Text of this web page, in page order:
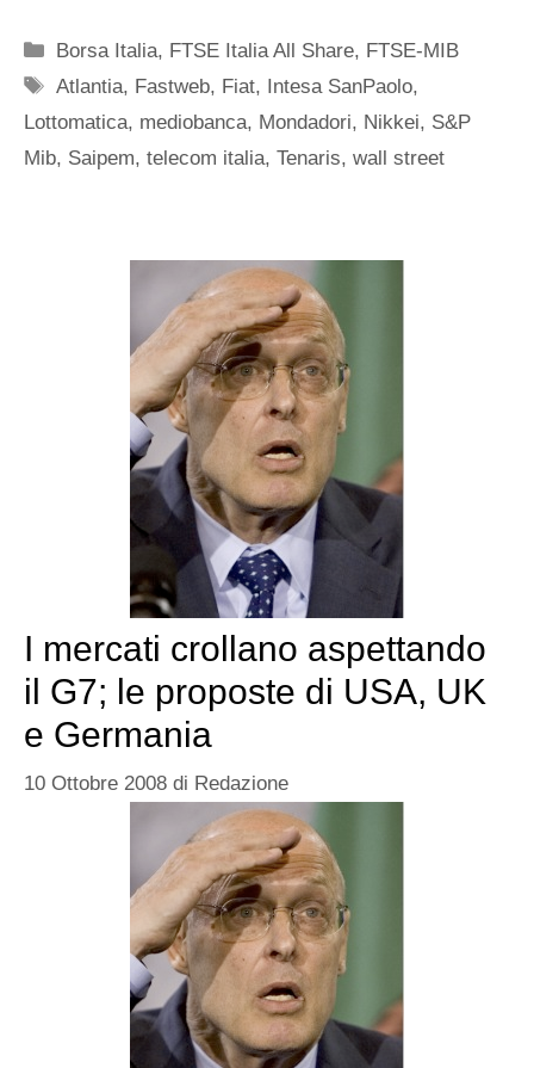
Categorie
Borsa Italia, FTSE Italia All Share, FTSE-MIB
Tag
Atlantia, Fastweb, Fiat, Intesa SanPaolo,
Lottomatica, mediobanca, Mondadori, Nikkei, S&P
Mib, Saipem, telecom italia, Tenaris, wall street
I mercati crollano aspettando
il G7; le proposte di USA, UK
e Germania
10 Ottobre 2008 di Redazione